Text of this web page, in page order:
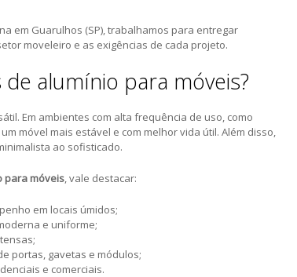
em Guarulhos (SP), trabalhamos para entregar
moveleiro e as exigências de cada projeto.
alumínio para móveis?
Em ambientes com alta frequência de uso, como
móvel mais estável e com melhor vida útil. Além disso,
ao sofisticado.
para móveis , vale destacar:
em locais úmidos;
e uniforme;
portas, gavetas e módulos;
e comerciais.